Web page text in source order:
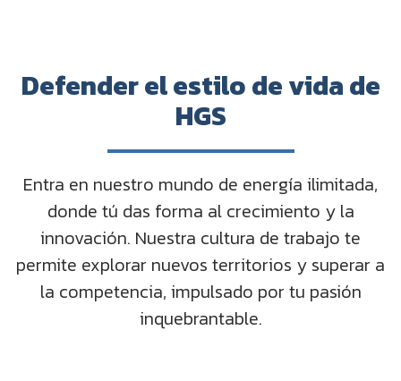
Defender el estilo de vida de
HGS
Entra en nuestro mundo de energía ilimitada,
donde tú das forma al crecimiento y la
innovación. Nuestra cultura de trabajo te
permite explorar nuevos territorios y superar a
la competencia, impulsado por tu pasión
inquebrantable.